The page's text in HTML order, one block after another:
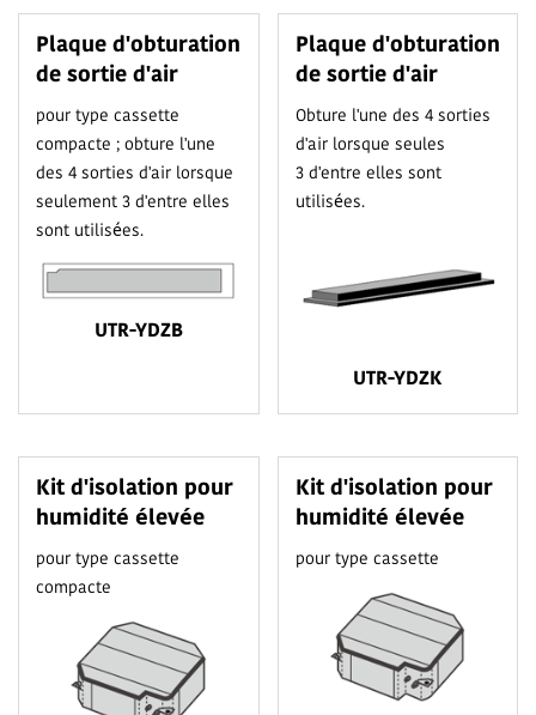
Plaque d'obturation
de sortie d'air
pour type cassette
compacte ; obture l'une
des 4 sorties d'air lorsque
seulement 3 d'entre elles
sont utilisées.
UTR-YDZB
Plaque d'obturation
de sortie d'air
Obture l'une des 4 sorties
d'air lorsque seules
3 d'entre elles sont
utilisées.
UTR-YDZK
Kit d'isolation pour
humidité élevée
pour type cassette
compacte
Kit d'isolation pour
humidité élevée
pour type cassette